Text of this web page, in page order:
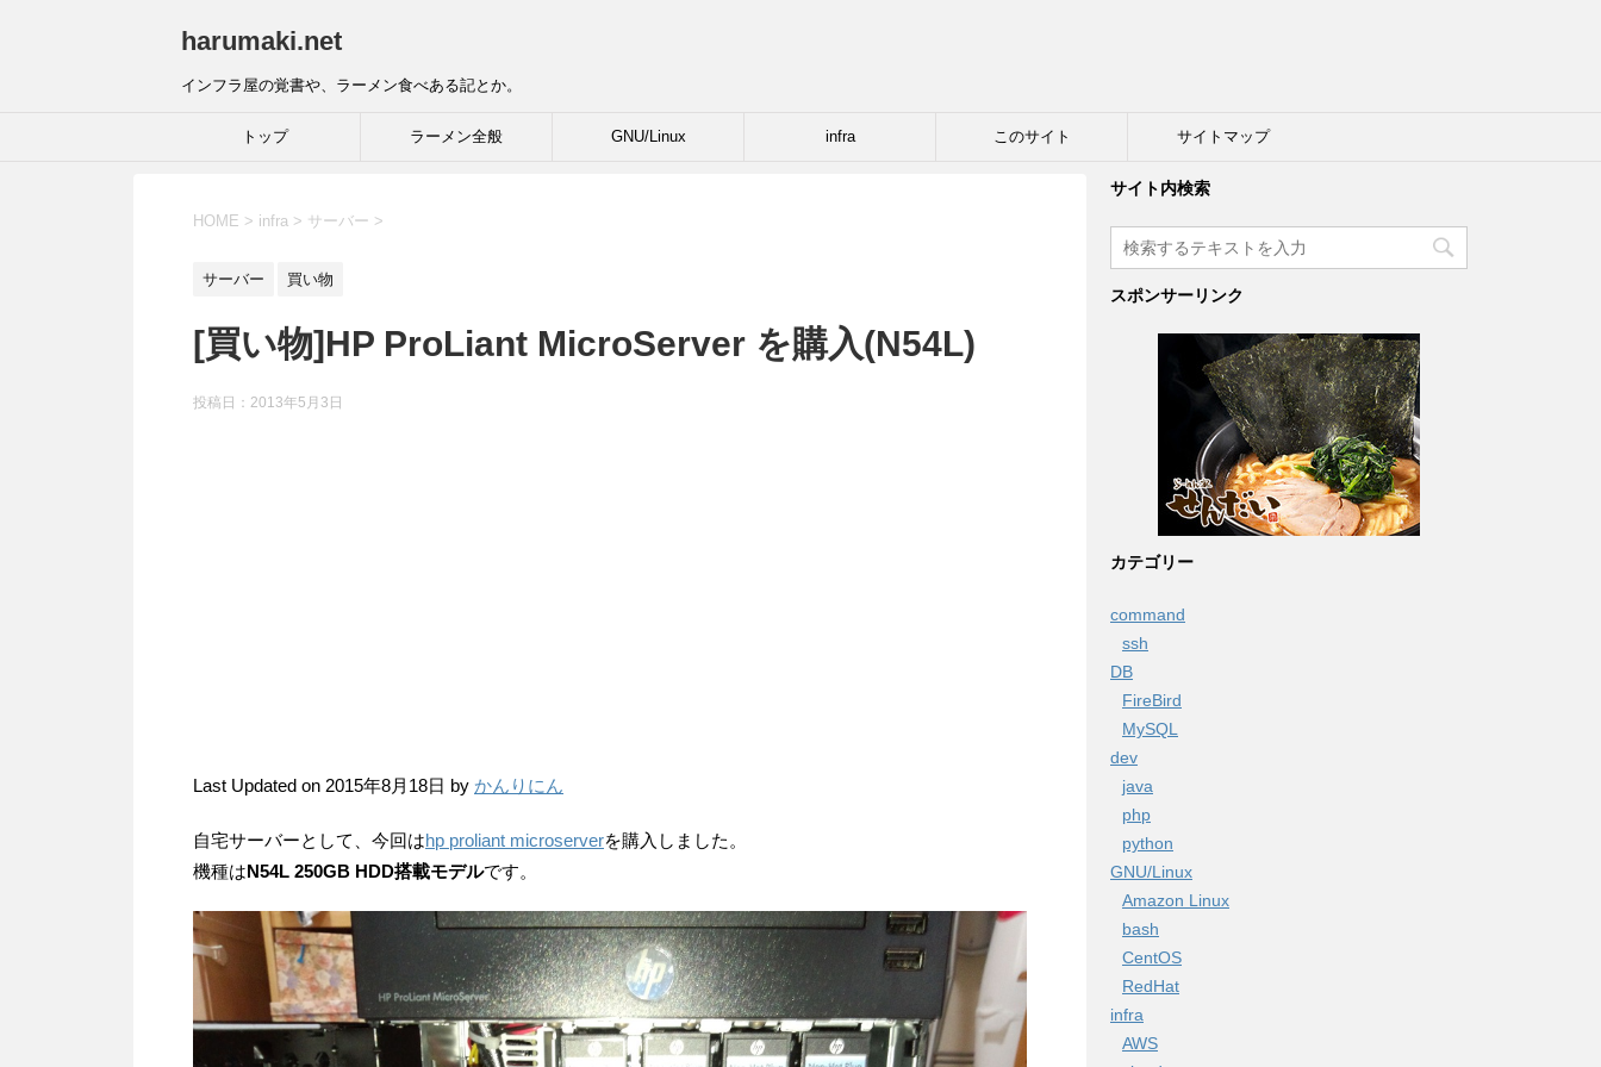
harumaki.net
インフラ屋の覚書や、ラーメン食べある記とか。
トップ ラーメン全般 GNU/Linux infra このサイト サイトマップ
HOME > infra > サーバー >
サーバー 買い物
[買い物]HP ProLiant MicroServer を購入(N54L)
投稿日：2013年5月3日
Last Updated on 2015年8月18日 by かんりにん
自宅サーバーとして、今回はhp proliant microserverを購入しました。
機種はN54L 250GB HDD搭載モデルです。
サイト内検索
スポンサーリンク
カテゴリー
command
ssh
DB
FireBird
MySQL
dev
java
php
python
GNU/Linux
Amazon Linux
bash
CentOS
RedHat
infra
AWS